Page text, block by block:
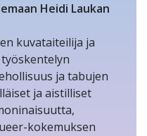
Heidi Laukan
kuvataiteilija ja
ja tabujen
ja aistilliset
kokemuksen